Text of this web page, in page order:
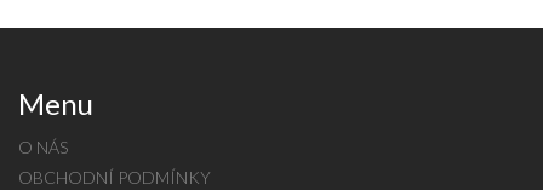
Menu
O NÁS
OBCHODNÍ PODMÍNKY